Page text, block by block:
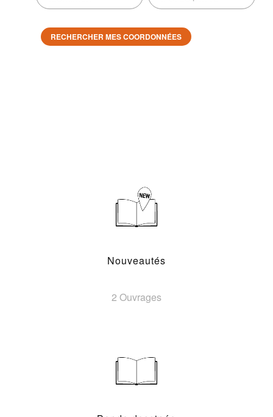
RECHERCHER MES COORDONNÉES
Nouveautés
2 Ouvrages